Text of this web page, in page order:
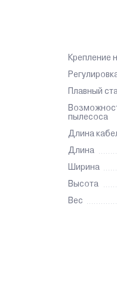
Крепление
Плавный
пылесоса
Длина
Длина
Ширина
Высота
Вес